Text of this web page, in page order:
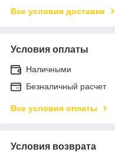
Все условия доставки
Условия оплаты
Наличными
Безналичный расчет
Все условия оплаты
Условия возврата